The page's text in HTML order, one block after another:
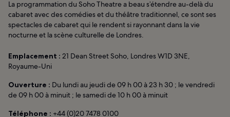
La programmation du Soho Theatre a beau s’étendre au-delà du
cabaret avec des comédies et du théâtre traditionnel, ce sont ses
spectacles de cabaret qui le rendent si rayonnant dans la vie
nocturne et la scène culturelle de Londres.
Emplacement : 21 Dean Street Soho, Londres W1D 3NE,
Royaume-Uni
Ouverture : Du lundi au jeudi de 09 h 00 à 23 h 30 ; le vendredi
de 09 h 00 à minuit ; le samedi de 10 h 00 à minuit
Téléphone : +44 (0)20 7478 0100